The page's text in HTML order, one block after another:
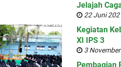
Jelajah
22 Juni
Kegiatan
XI IPS 3
3
Pembagian